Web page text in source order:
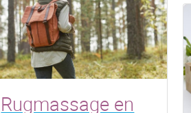
Rugmassage en